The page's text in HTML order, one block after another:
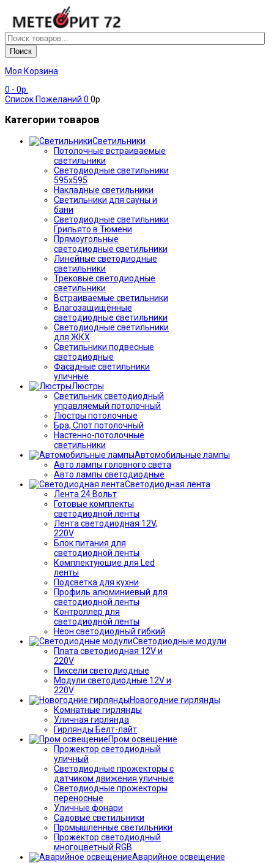
Поиск
Моя Корзина
0 - 0р.
Список Пожеланий 0 0р.
Категории товаров
Светильники
Потолочные встраиваемые
светильники
Светодиодные светильники
595х595
Накладные светильники
Светильники для сауны и
бани
Светодиодные светильники
Грильято в Тюмени
Прямоугольные
светодиодные светильники
Линейные светодиодные
светильники
Трековые светодиодные
светильники
Встраиваемые светильники
Влагозащищённые
светодиодные светильники
Светодиодные светильники
для ЖКХ
Светильники подвесные
светодиодные
Фасадные светильники
уличные
Люстры
Светильник светодиодный
управляемый потолочный
Люстры потолочные
Бра, Спот потолочный
Настенно-потолочные
светильники
Автомобильные лампы
Авто лампы головного света
Авто лампы светодиодные
Светодиодная лента
Лента 24 Вольт
Готовые комплекты
светодиодной ленты
Лента светодиодная 12V,
220V
Блок питания для
светодиодной ленты
Комплектующие для Led
ленты
Подсветка для кухни
Профиль алюминиевый для
светодиодной ленты
Контроллер для
светодиодной ленты
Неон светодиодный гибкий
Светодиодные модули
Плата светодиодная 12V и
220V
Пиксели светодиодные
Модули светодиодные 12V и
220V
Новогодние гирлянды
Комнатные гирлянды
Уличная гирлянда
Гирлянды Белт-лайт
Пром освещение
Прожектор светодиодный
уличный
Светодиодные прожекторы с
датчиком движения уличные
Светодиодные прожекторы
переносные
Уличные фонари
Садовые светильники
Промышленные светильники
Прожектор светодиодный
многоцветный RGB
Аварийное освещение